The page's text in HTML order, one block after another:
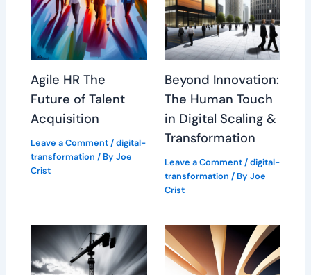
Agile HR The
Future of Talent
Acquisition
Leave a Comment/digital-
transformation / ByJoe
Crist
Beyond Innovation:
The Human Touch
in Digital Scaling &
Transformation
Leave a Comment /digital-
transformation / By Joe
Crist